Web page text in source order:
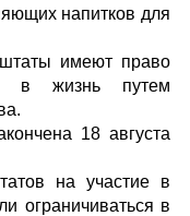
напитков для
имеют право
в жизнь путем
18 августа
на участие в
ограничиваться в